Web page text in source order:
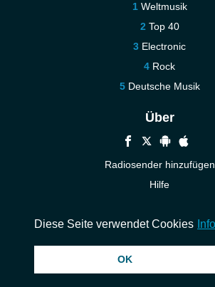
Weltmusik
Top 40
Electronic
Rock
Deutsche Musik
Über
Radiosender hinzufügen
Hilfe
Datenschutzerklärung
Diese Seite verwendet Cookies Info
OK